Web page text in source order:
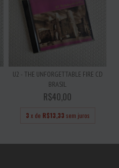
U2 - THE UNFORGETTABLE FIRE CD
BRASIL
R$40,00
3 x de R$13,33 sem juros